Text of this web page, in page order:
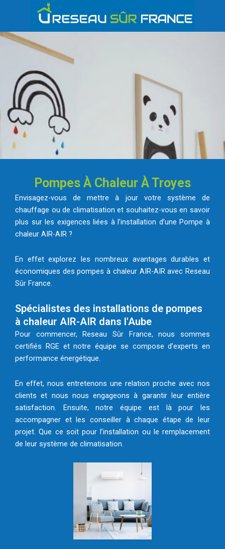
Pompes À Chaleur À Troyes
Envisagez-vous de mettre à jour votre système de
chauffage ou de climatisation et souhaitez-vous en savoir
plus sur les exigences liées à l’installation d’une Pompe à
chaleur AIR-AIR ?
En effet explorez les nombreux avantages durables et
économiques des pompes à chaleur AIR-AIR avec Reseau
Sûr France.
Spécialistes des installations de pompes
à chaleur AIR-AIR dans l'Aube
Pour commencer, Reseau Sûr France, nous sommes
certifiés RGE et notre équipe se compose d’experts en
performance énergétique.
En effet, nous entretenons une relation proche avec nos
clients et nous nous engageons à garantir leur entière
satisfaction. Ensuite, notre équipe est là pour les
accompagner et les conseiller à chaque étape de leur
projet. Que ce soit pour l’installation ou le remplacement
de leur système de climatisation.